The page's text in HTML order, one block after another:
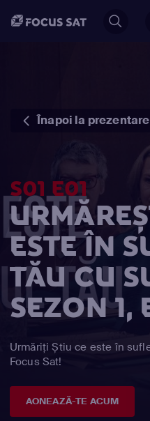
Înapoi la prezentare
S01 E01
ESTE ÎN
TĂU CU
SEZON 1,
Urmăriți Știu ce este în
Focus Sat!
AONEAZĂ-TE ACUM